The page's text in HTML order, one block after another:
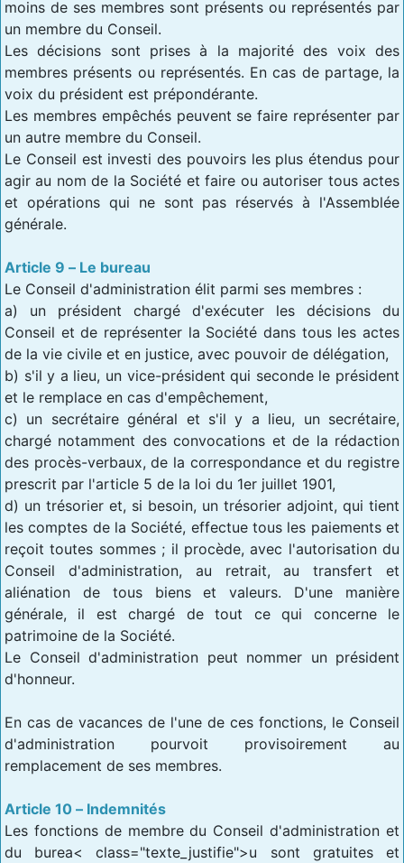
moins de ses membres sont présents ou représentés par
un membre du Conseil.
Les décisions sont prises à la majorité des voix des
membres présents ou représentés. En cas de partage, la
voix du président est prépondérante.
Les membres empêchés peuvent se faire représenter par
un autre membre du Conseil.
Le Conseil est investi des pouvoirs les plus étendus pour
agir au nom de la Société et faire ou autoriser tous actes
et opérations qui ne sont pas réservés à l'Assemblée
générale.
Article 9 – Le bureau
Le Conseil d'administration élit parmi ses membres :
a) un président chargé d'exécuter les décisions du
Conseil et de représenter la Société dans tous les actes
de la vie civile et en justice, avec pouvoir de délégation,
b) s'il y a lieu, un vice-président qui seconde le président
et le remplace en cas d'empêchement,
c) un secrétaire général et s'il y a lieu, un secrétaire,
chargé notamment des convocations et de la rédaction
des procès-verbaux, de la correspondance et du registre
prescrit par l'article 5 de la loi du 1er juillet 1901,
d) un trésorier et, si besoin, un trésorier adjoint, qui tient
les comptes de la Société, effectue tous les paiements et
reçoit toutes sommes ; il procède, avec l'autorisation du
Conseil d'administration, au retrait, au transfert et
aliénation de tous biens et valeurs. D'une manière
générale, il est chargé de tout ce qui concerne le
patrimoine de la Société.
Le Conseil d'administration peut nommer un président
d'honneur.
En cas de vacances de l'une de ces fonctions, le Conseil
d'administration pourvoit provisoirement au
remplacement de ses membres.
Article 10 – Indemnités
Les fonctions de membre du Conseil d'administration et
du burea< class="texte_justifie">u sont gratuites et